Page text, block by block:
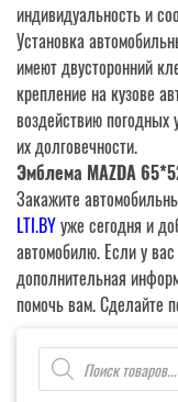
Поиск
товаров
индивидуальность и
Установка
имеют двусторонний
крепление на кузове
воздействию
их долговечности.
Эмблема MAZDA
Закажите
LTI.BYуже сегодня и
автомобилю. Если у
дополнительная
помочь вам. Сделайте